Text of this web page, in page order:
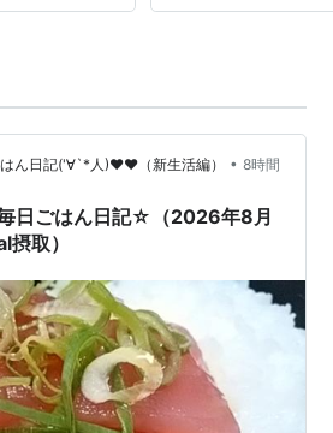
ん日記('∀`*人)♥♥（新生活編） • 8時間
日ごはん日記☆（2026年8月
取）